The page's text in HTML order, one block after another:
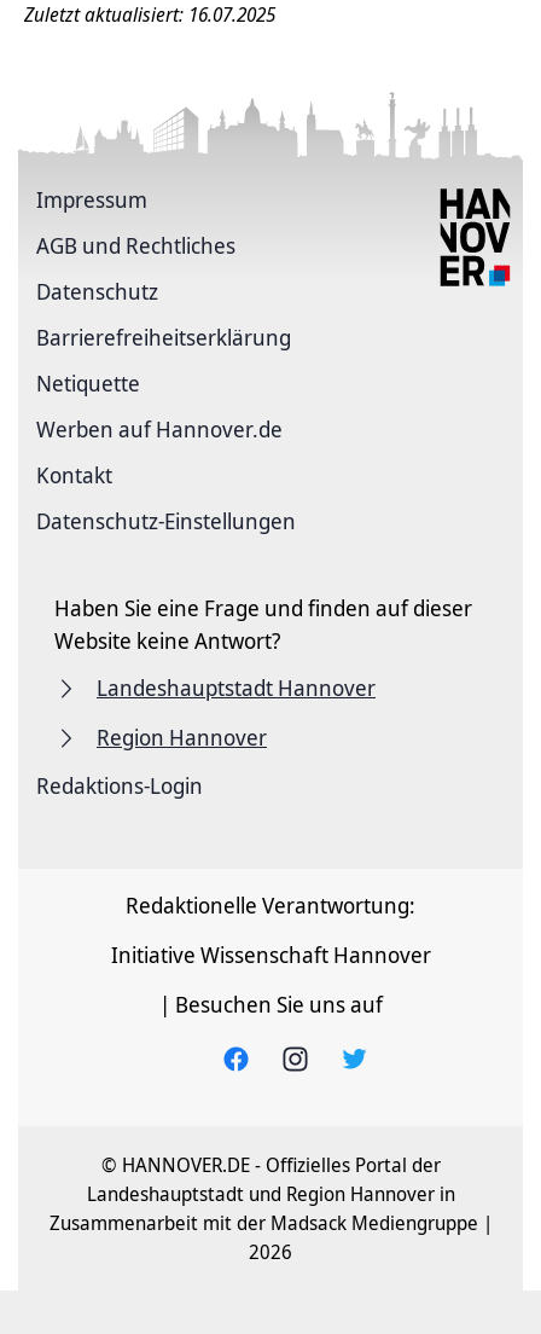
Zuletzt aktualisiert: 16.07.2025
Impressum
AGB und Rechtliches
Datenschutz
Barriere­freiheits­erklärung
Netiquette
Werben auf Hannover.de
Kontakt
Datenschutz-Einstellungen
Haben Sie eine Frage und finden auf dieser
Website keine Antwort?
Landeshauptstadt Hannover
Region Hannover
Redaktions-Login
Redaktionelle Verantwortung:
Initiative Wissenschaft Hannover
| Besuchen Sie uns auf
© HANNOVER.DE - Offizielles Portal der
Landeshauptstadt und Region Hannover in
Zusammenarbeit mit der Madsack Mediengruppe |
2026